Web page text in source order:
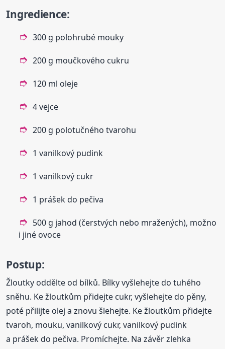
Ingredience:
300 g polohrubé mouky
200 g moučkového cukru
120 ml oleje
4 vejce
200 g polotučného tvarohu
1 vanilkový pudink
1 vanilkový cukr
1 prášek do pečiva
500 g jahod (čerstvých nebo mražených), možno
i jiné ovoce
Postup:
Žloutky oddělte od bílků. Bílky vyšlehejte do tuhého
sněhu. Ke žloutkům přidejte cukr, vyšlehejte do pěny,
poté přilijte olej a znovu šlehejte. Ke žloutkům přidejte
tvaroh, mouku, vanilkový cukr, vanilkový pudink
a prášek do pečiva. Promíchejte. Na závěr zlehka